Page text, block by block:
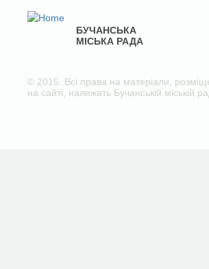
БУЧАНСЬКА
МІСЬКА РАДА
© 2015. Всі права на матеріали,
на сайті, належать Бучанській міській